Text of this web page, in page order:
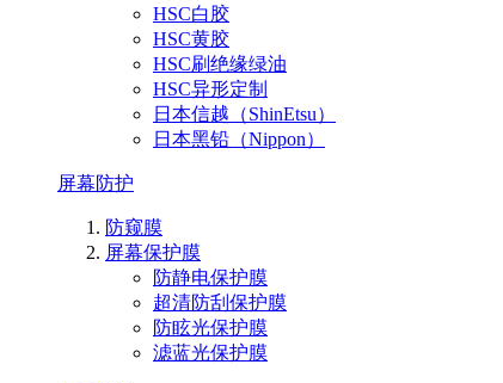
HSC白胶
HSC黄胶
HSC刷绝缘绿油
HSC异形定制
日本信越（ShinEtsu）
日本黑铅（Nippon）
屏幕防护
防窥膜
屏幕保护膜
防静电保护膜
超清防刮保护膜
防眩光保护膜
滤蓝光保护膜